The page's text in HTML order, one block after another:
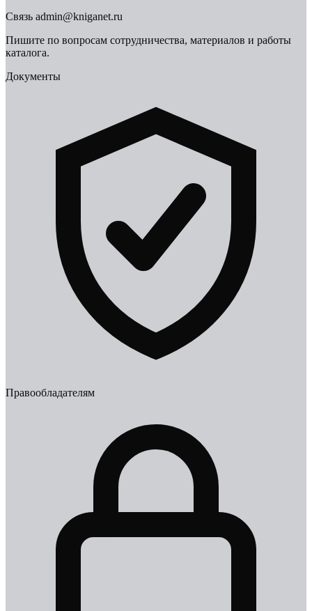
Связь admin@kniganet.ru
Пишите по вопросам сотрудничества, материалов и работы
каталога.
Документы
Правообладателям